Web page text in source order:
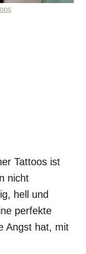
Tattoos ist
nicht
hell und
perfekte
Angst hat, mit